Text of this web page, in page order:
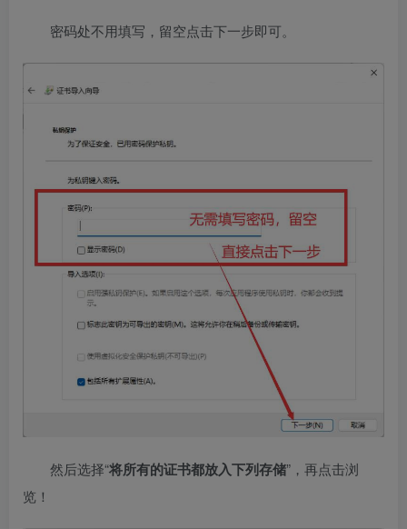
密码处不用填写，留空点击下一步即可。
然后选择“将所有的证书都放入下列存储”，再点击浏
览！